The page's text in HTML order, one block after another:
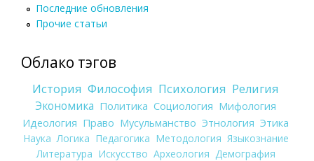
Последние обновления
Прочие статьи
Облако тэгов
История Философия Психология Религия
Экономика Политика Социология Мифология
Идеология Право Мусульманство Этнология Этика
Наука Логика Педагогика Методология Языкознание
Литература Искусство Археология Демография